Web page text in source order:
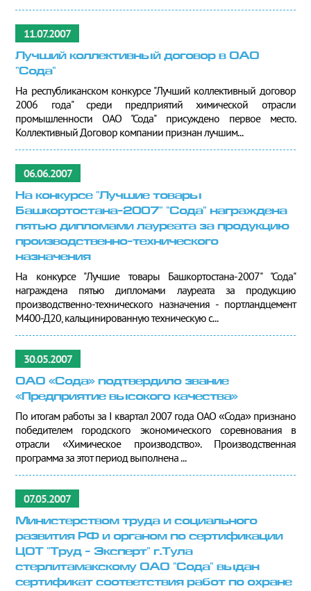
11.07.2007
Лучший коллективный договор в ОАО
"Сода"
На республиканском конкурсе "Лучший коллективный договор
2006 года" среди предприятий химической отрасли
промышленности ОАО "Сода" присуждено первое место.
Коллективный Договор компании признан лучшим...
06.06.2007
На конкурсе "Лучшие товары
Башкортостана-2007" "Сода" награждена
пятью дипломами лауреата за продукцию
производственно-технического
назначения
На конкурсе "Лучшие товары Башкортостана-2007" "Сода"
награждена пятью дипломами лауреата за продукцию
производственно-технического назначения - портландцемент
М400-Д20, кальцинированную техническую с...
30.05.2007
ОАО «Сода» подтвердило звание
«Предприятие высокого качества»
По итогам работы за I квартал 2007 года ОАО «Сода» признано
победителем городского экономического соревнования в
отрасли «Химическое производство». Производственная
программа за этот период выполнена ...
07.05.2007
Министерством труда и социального
развития РФ и органом по сертификации
ЦОТ "Труд - Эксперт" г.Тула
стерлитамакскому ОАО "Сода" выдан
сертификат соответствия работ по охране